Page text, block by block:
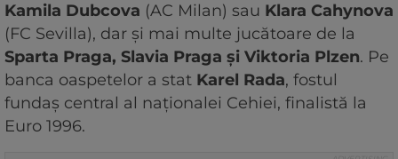
Kamila Dubcova (AC Milan) sau Klara Cahynova
(FC Sevilla), dar și mai multe jucătoare de la
Sparta Praga, Slavia Praga și Viktoria Plzen. Pe
banca oaspetelor a stat Karel Rada, fostul
fundaș central al naționalei Cehiei, finalistă la
Euro 1996.